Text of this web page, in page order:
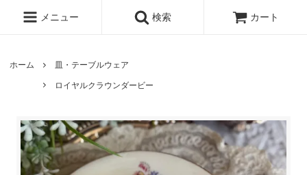
メニュー 検索 カート
ホーム
皿・テーブルウェア
ロイヤルクラウンダービー